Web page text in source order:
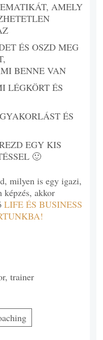
AMELY
ÉS OSZD MEG
BENNE VAN
LÉGKÖRT ÉS
ÉS
EGY KIS
🙂
milyen is egy igazi,
képzés, akkor
LIFE ÉS BUSINESS
trainer